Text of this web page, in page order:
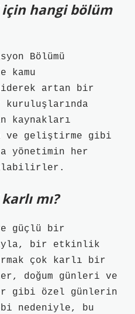
hangi bölüm
Bölümü
kamu
artan bir
kaynakları
ve geliştirme gibi
yönetimin her
alabilirler.
mı?
güçlü bir
bir etkinlik
çok karlı bir
doğum günleri ve
gibi özel günlerin
nedeniyle, bu